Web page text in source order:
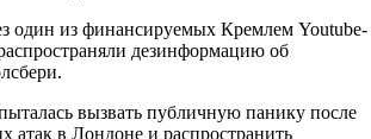
один из финансируемых Кремлем Youtube-
дезинформацию об
вызвать публичную панику после
атак в Лондоне и распространить